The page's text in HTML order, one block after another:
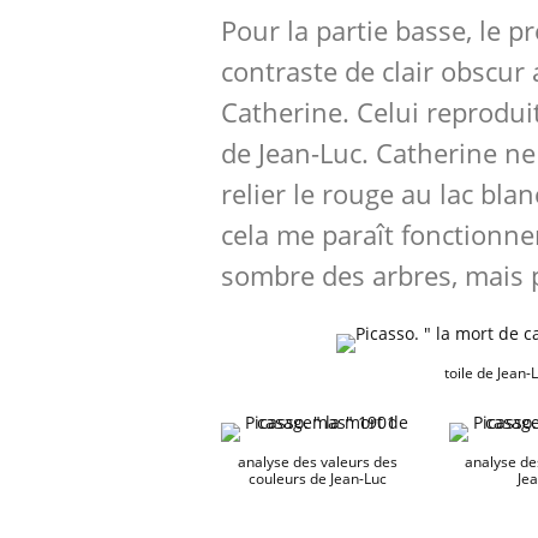
Pour la partie basse, le
contraste de clair obscur
Catherine. Celui
de Jean-Luc. Catherine
relier le rouge au lac
cela me paraît
sombre des arbres, mais
toile de Jean-
analyse des valeurs des
couleurs de Jean-Luc
analyse